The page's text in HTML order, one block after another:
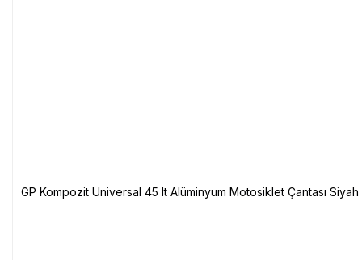
GP Kompozit Universal 45 lt Alüminyum Motosiklet Çantası Siyah